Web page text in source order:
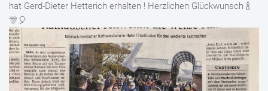
hat Gerd-Dieter Hetterich erhalten ! Herzlichen Glückwunsch 🍾
🎊🎈